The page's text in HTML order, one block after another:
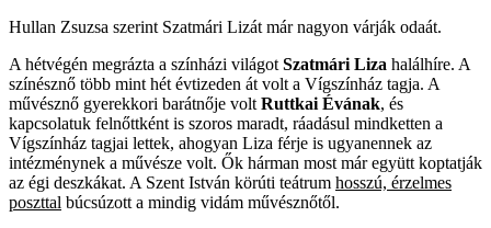
Hullan Zsuzsa szerint Szatmári Lizát már nagyon várják odaát.
A hétvégén megrázta a színházi világot Szatmári Liza halálhíre. A
színésznő több mint hét évtizeden át volt a Vígszínház tagja. A
művésznő gyerekkori barátnője volt Ruttkai Évának, és
kapcsolatuk felnőttként is szoros maradt, ráadásul mindketten a
Vígszínház tagjai lettek, ahogyan Liza férje is ugyanennek az
intézménynek a művésze volt. Ők hárman most már együtt koptatják
az égi deszkákat. A Szent István körúti teátrum hosszú, érzelmes
poszttal búcsúzott a mindig vidám művésznőtől.